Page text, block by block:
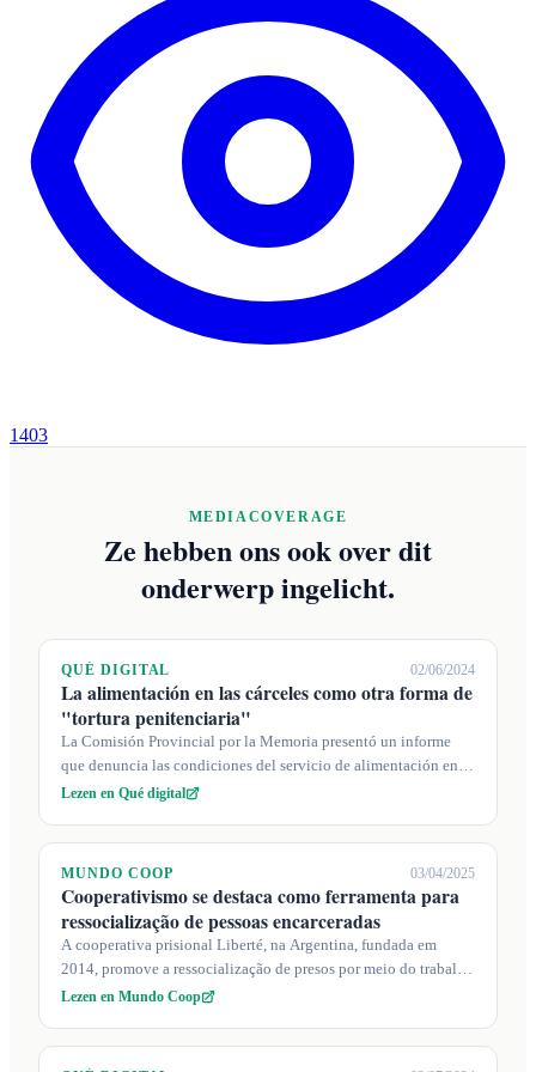
1403
MEDIACOVERAGE
Ze hebben ons ook over dit
onderwerp ingelicht.
QUÉ DIGITAL 02/06/2024
La alimentación en las cárceles como otra forma de
"tortura penitenciaria"
La Comisión Provincial por la Memoria presentó un informe
que denuncia las condiciones del servicio de alimentación en
las cárceles de Batán...
Lezen en Qué digital
MUNDO COOP 03/04/2025
Cooperativismo se destaca como ferramenta para
ressocialização de pessoas encarceradas
A cooperativa prisional Liberté, na Argentina, fundada em
2014, promove a ressocialização de presos por meio do trabalho
autogerido em diver...
Lezen en Mundo Coop